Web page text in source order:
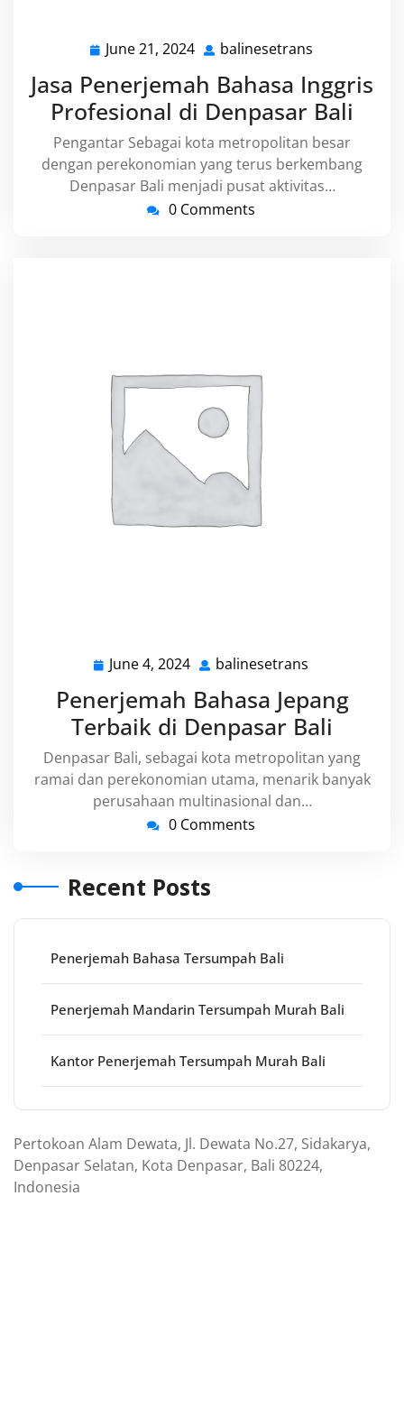
June 21, 2024 June
21,
2024
balinesetrans
Jasa Penerjemah Bahasa Inggris
Profesional di Denpasar Bali
Pengantar Sebagai kota metropolitan besar
dengan perekonomian yang terus berkembang
Denpasar Bali menjadi pusat aktivitas…
0 Comments
June 4, 2024 June
2024
balinesetrans
Penerjemah Bahasa Jepang
Terbaik di Denpasar Bali
Denpasar Bali, sebagai kota metropolitan yang
ramai dan perekonomian utama, menarik banyak
perusahaan multinasional dan…
0 Comments
Recent Posts
Penerjemah Bahasa Tersumpah Bali
Penerjemah Mandarin Tersumpah Murah Bali
Kantor Penerjemah Tersumpah Murah Bali
Pertokoan Alam Dewata, Jl. Dewata No.27, Sidakarya,
Denpasar Selatan, Kota Denpasar, Bali 80224,
Indonesia